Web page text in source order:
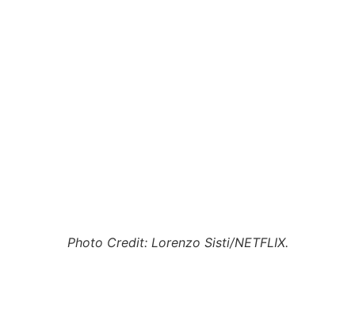
Photo Credit: Lorenzo Sisti/NETFLIX.